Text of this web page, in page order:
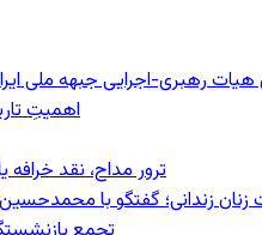
رهبری-اجرایی جبهه ملی
اهمیتِ
ترور مداح، نقد
زندانی؛ گفتگو با